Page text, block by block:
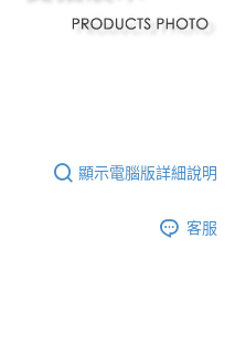
顯示電腦版詳細說明
客服